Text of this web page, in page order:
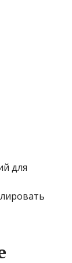
для